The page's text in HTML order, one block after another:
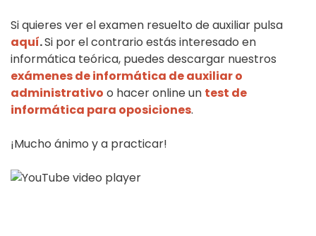
Si quieres ver el examen resuelto de auxiliar pulsa
aquí.Si por el contrario estás interesado en
informática teórica, puedes descargar nuestros
exámenes de informática de auxiliar o
administrativo o hacer online un test de
informática para oposiciones.
¡Mucho ánimo y a practicar!